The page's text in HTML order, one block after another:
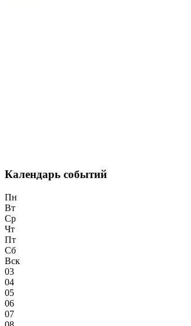
Календарь событий
Пн
Вт
Ср
Чт
Пт
Сб
Вск
03
04
05
06
07